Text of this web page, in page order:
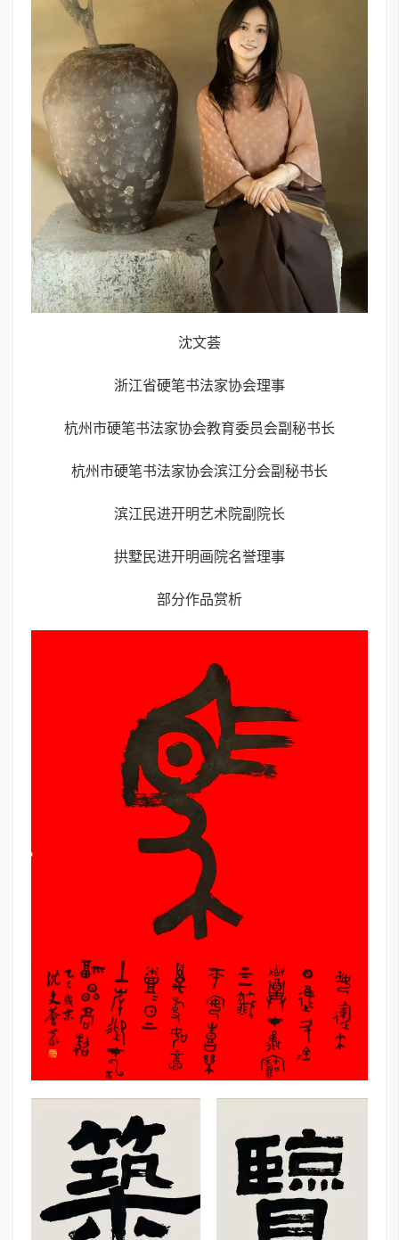
沈文荟
浙江省硬笔书法家协会理事
杭州市硬笔书法家协会教育委员会副秘书长
杭州市硬笔书法家协会滨江分会副秘书长
滨江民进开明艺术院副院长
拱墅民进开明画院名誉理事
部分作品赏析